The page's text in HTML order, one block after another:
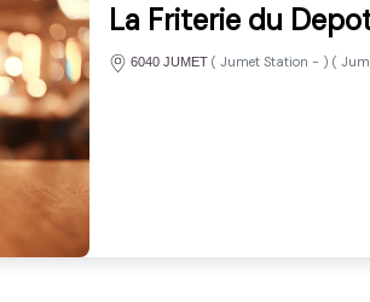
La Friterie du
6040 JUMET ( Jumet Station - ) (